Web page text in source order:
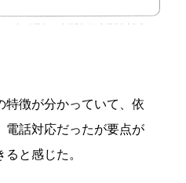
特徴が分かっていて、依
電話対応だったが要点が
と感じた。